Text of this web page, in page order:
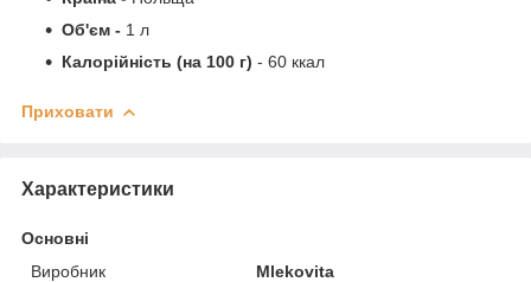
Об'єм - 1 л
Калорійність (на 100 г) - 60 ккал
Приховати
Характеристики
Основні
Виробник
Mlekovita